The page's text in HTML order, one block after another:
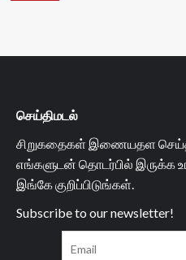
செய்திமடல்
சிறுகதைகள் இணையதள
எங்களுடன் தொடர்பில் இருக்க
இங்கே குறிப்பிடுங்கள்.
Subscribe to our newsletter!